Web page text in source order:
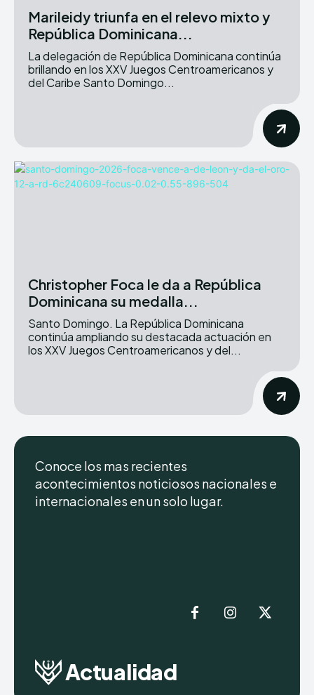
Marileidy triunfa en el relevo mixto y
República Dominicana...
La delegación de República Dominicana continúa
brillando en los XXV Juegos Centroamericanos y
del Caribe Santo Domingo...
Christopher Foca le da a República
Dominicana su medalla...
Santo Domingo. La República Dominicana
continúa ampliando su destacada actuación en
los XXV Juegos Centroamericanos y del...
Conoce los mas recientes
acontecimientos noticiosos nacionales e
internacionales en un solo lugar.
Actualidad